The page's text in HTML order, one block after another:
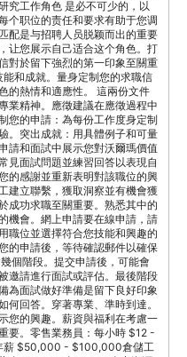
究工作角色 是必不可少的，以
个职位的责任和要求有助于您调
配是与招聘人员脱颖而出的重要
让您展示自己适合这个角色。打
對於留下強烈的第一印象至關重
和成就。量身定制您的求職信
的熱情和適應性。 這兩份文件
業精神。應徵建議在應徵過程中
您的申請：為每份工作度身定制
。突出成就：用具體例子和可量
請和面試中展示您對沃爾瑪價值
見面試問題並練習回答以表現自
的感謝並重新表明對該職位的興
建立聯繫，獲取洞察並有機會獲
成功求職至關重要。熟悉其中的
機會。網上申請要在線申請，請
職位並選擇符合您技能和興趣的
的申請後，等待確認郵件以確保
個階段。提交申請後，可能會
邀請進行面試或評估。最後階段
為面試做好準備是留下良好印象
回答。穿著專業、準時到達。
您的興趣。薪資與福利在考慮一
要。零售業務員：每小時 $12 -
薪 $50,000 - $100,000倉儲工